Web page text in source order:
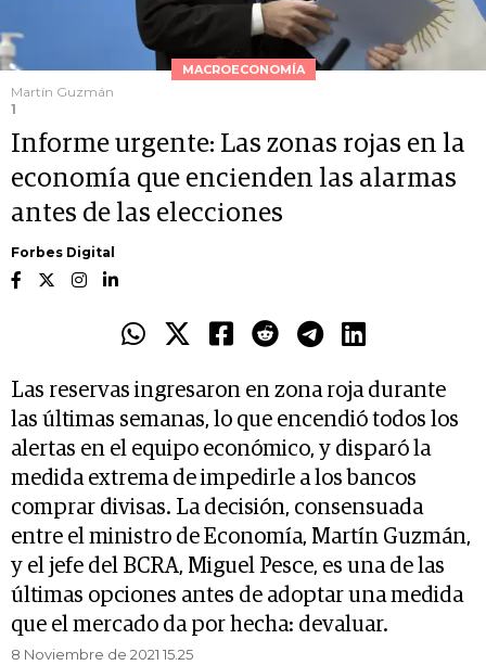
MACROECONOMÍA
Martín Guzmán
1
Informe urgente: Las zonas rojas en la
economía que encienden las alarmas
antes de las elecciones
Forbes Digital
Las reservas ingresaron en zona roja durante
las últimas semanas, lo que encendió todos los
alertas en el equipo económico, y disparó la
medida extrema de impedirle a los bancos
comprar divisas. La decisión, consensuada
entre el ministro de Economía, Martín Guzmán,
y el jefe del BCRA, Miguel Pesce, es una de las
últimas opciones antes de adoptar una medida
que el mercado da por hecha: devaluar.
8 Noviembre de 2021 15.25